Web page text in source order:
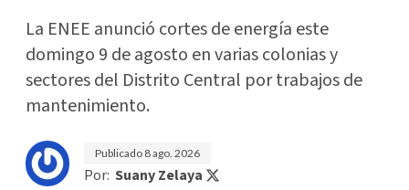
La ENEE anunció cortes de energía este
domingo 9 de agosto en varias colonias y
sectores del Distrito Central por trabajos de
mantenimiento.
Publicado 8 ago. 2026
Por: Suany Zelaya